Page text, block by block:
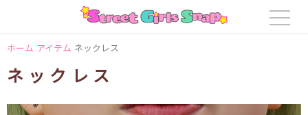
ホーム アイテム ネックレス
ネックレス